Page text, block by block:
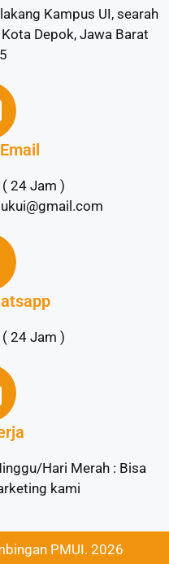
Kampus UI, searah
Depok, Jawa Barat
24 Jam )
24 Jam )
Hari Merah : Bisa
kami
PMUI. 2026